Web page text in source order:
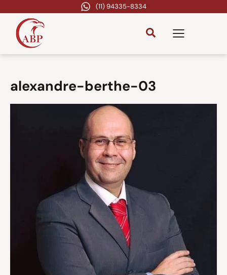
(11) 94335-8334
alexandre-berthe-03